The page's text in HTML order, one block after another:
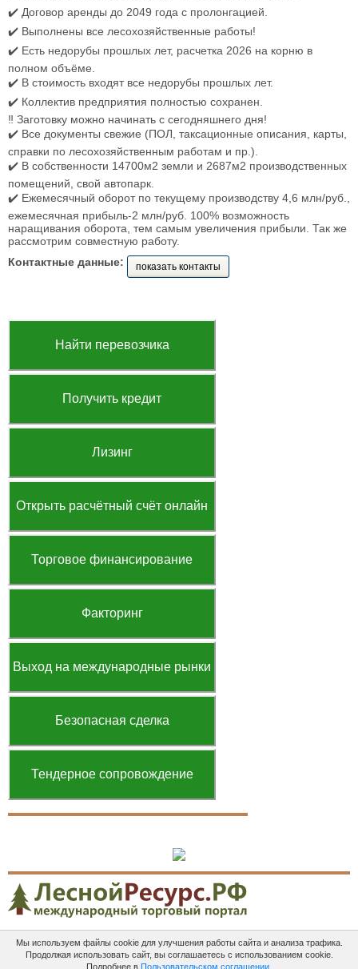
✔️ Дoгoвор аренды до 2049 года с пролонгацией.
✔️ Выполнены все лесохозяйственные работы!
✔️ Есть недорубы прошлых лет, расчетка 2026 на корню в
полном объёме.
✔️ В стоимость входят все недорубы прошлых лет.
✔️ Коллектив предприятия полностью сохранен.
‼️ Заготовку можно начинать с сегодняшнего дня!
✔️ Все документы свежие (ПОЛ, таксационные описания, карты,
справки по лесохозяйственным работам и пр.).
✔️ В собственности 14700м2 земли и 2687м2 производственных
помещений, свой автопарк.
✔️ Ежемесячный оборот по текущему производству 4,6 млн/руб.,
ежемесячная прибыль-2 млн/руб. 100% возможность
наращивания оборота, тем самым увеличения прибыли. Так же
рассмотрим совместную работу.
Контактные данные:
показать контакты
Найти перевозчика
Получить кредит
Лизинг
Открыть расчётный счёт онлайн
Торговое финансирование
Факторинг
Выход на международные рынки
Безопасная сделка
Тендерное сопровождение
Платные
услуги
Пользовательское
соглашение
Контакты
Мы используем файлы cookie для улучшения работы сайта и анализа трафика.
Продолжая использовать сайт, вы соглашаетесь с использованием cookie.
Подробнее в Пользовательском соглашении